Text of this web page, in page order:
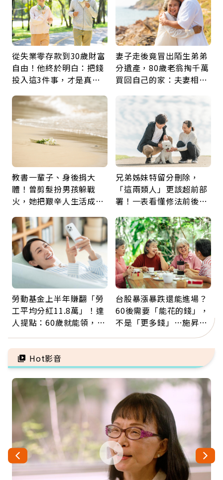
從失業零存款到30歲財富
自由！他終於明白：把錢
投入這3件事，才是真正
妻子走後竟冒出陌生弟弟
分遺產，80歲老翁掏千萬
買回自己的家：夫妻相守
教書一輩子、身後捐大
體！曾剪髮扮男孩躲戰
火，她把艱辛人生活成風
福
兄弟姊妹特留分刪除，
「這兩類人」更該超前部
署！一表看懂修法前後差
更多
勞動基金上半年賺翻「勞
工平均分紅11.8萬」！達
人提點：60歲就能領，重
台股暴漲暴跌還能進場？
60後需要「能花的錢」，
不是「更多錢」…施昇
輝：退休族最適合這種股
票
Hot影音